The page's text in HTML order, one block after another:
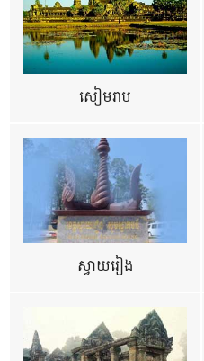
សៀមរាប
ស្វាយរៀង